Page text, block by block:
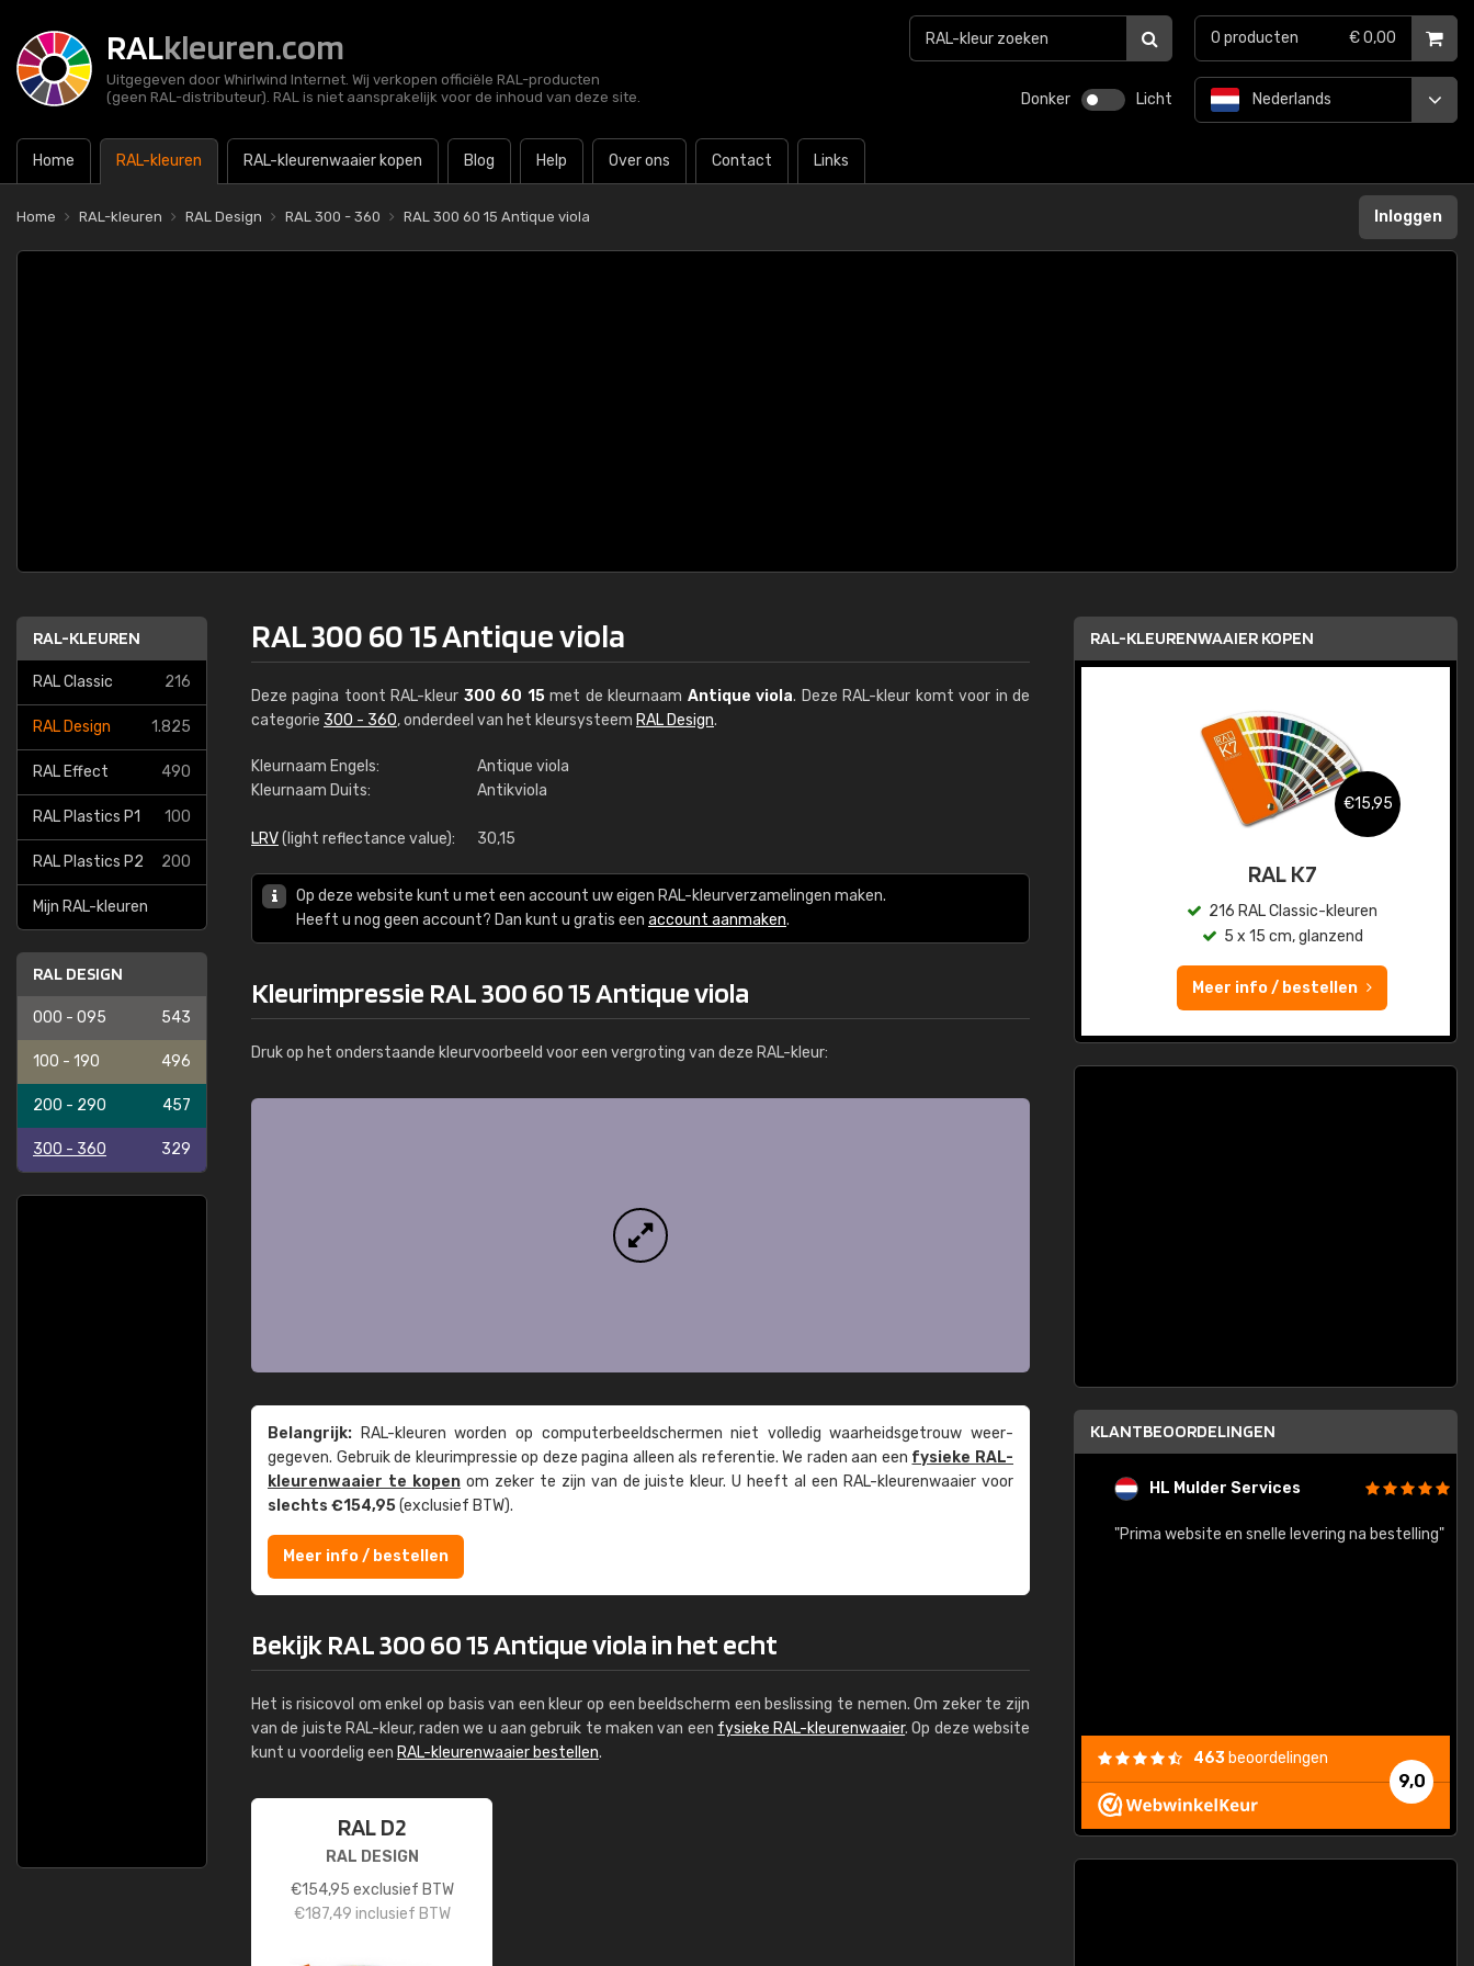
RALkleuren.com
Uitgegeven door Whirlwind Internet. Wij verkopen officiële RAL-producten
(geen RAL-distributeur). RAL is niet aansprakelijk voor de inhoud van deze site.
Donker Licht
Home RAL-kleuren RAL-kleurenwaaier kopen Blog Help Over ons Contact Links
Nederlands
0 producten € 0,00
Home RAL-kleuren RAL Design RAL 300 - 360 RAL 300 60 15 Antique viola Inloggen
RAL-KLEUREN
RAL Classic 216
RAL Design 1.825
RAL Effect 490
RAL Plastics P1 100
RAL Plastics P2 200
Mijn RAL-kleuren
RAL DESIGN
000 - 095 543
100 - 190 496
200 - 290 457
300 - 360 329
RAL 300 60 15 Antique viola
Deze pagina toont RAL-kleur 300 60 15met de kleurnaam Antique viola. Deze RAL-kleur komt voor in de
categorie 300 - 360, onderdeel van het kleursysteem RAL Design.
Kleurnaam Engels:
Antique viola
Kleurnaam Duits:
Antikviola
LRV(light reflectance value): 30,15
Op deze website kunt u met een account uw eigen RAL-kleurverzamelingen maken.
Heeft u nog geen account? Dan kunt u gratis een account aanmaken.
Kleurimpressie RAL 300 60 15 Antique viola
Druk op het onderstaande kleurvoorbeeld voor een vergroting van deze RAL-kleur:
Belangrijk: RAL-kleuren worden op computer­beeld­schermen niet volledig waarheids­­getrouw weer­
gegeven. Gebruik de kleur­impressie op deze pagina alleen als referentie. We raden aan een fysieke RAL-
kleuren­waaier te kopenom zeker te zijn van de juiste kleur. U heeft al een RAL-kleuren­waaier voor
slechts €154,95(exclusief BTW).
Meer info / bestellen
Bekijk RAL 300 60 15 Antique viola in het echt
Het is risicovol om enkel op basis van een kleur op een beeldscherm een beslissing te nemen. Om zeker te zijn
van de juiste RAL-kleur, raden we u aan gebruik te maken van een fysieke RAL-kleurenwaaier. Op deze website
kunt u voordelig een RAL-kleurenwaaier bestellen.
RAL D2
RAL DESIGN
€154,95 exclusief BTW
€187,49 inclusief BTW
RAL-KLEURENWAAIER KOPEN
RAL K7 op waterbasis
€15,95
RAL K7
216 RAL Classic-kleuren
5 x 15 cm, glanzend
Meer info / bestellen
KLANTBEOORDELINGEN
Kambier BV HL Mulder Services
"Prima website en snelle levering na bestelling"
9,0
463 beoordelingen